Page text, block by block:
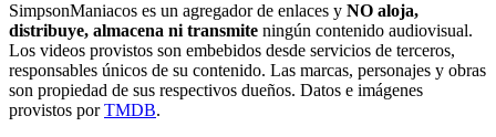
SimpsonManiacos es un agregador de enlaces y NO aloja,
distribuye, almacena ni transmite ningún contenido audiovisual.
Los videos provistos son embebidos desde servicios de terceros,
responsables únicos de su contenido. Las marcas, personajes y obras
son propiedad de sus respectivos dueños. Datos e imágenes
provistos porTMDB.